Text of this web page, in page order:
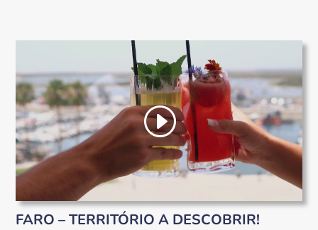
FARO – TERRITÓRIO A DESCOBRIR!